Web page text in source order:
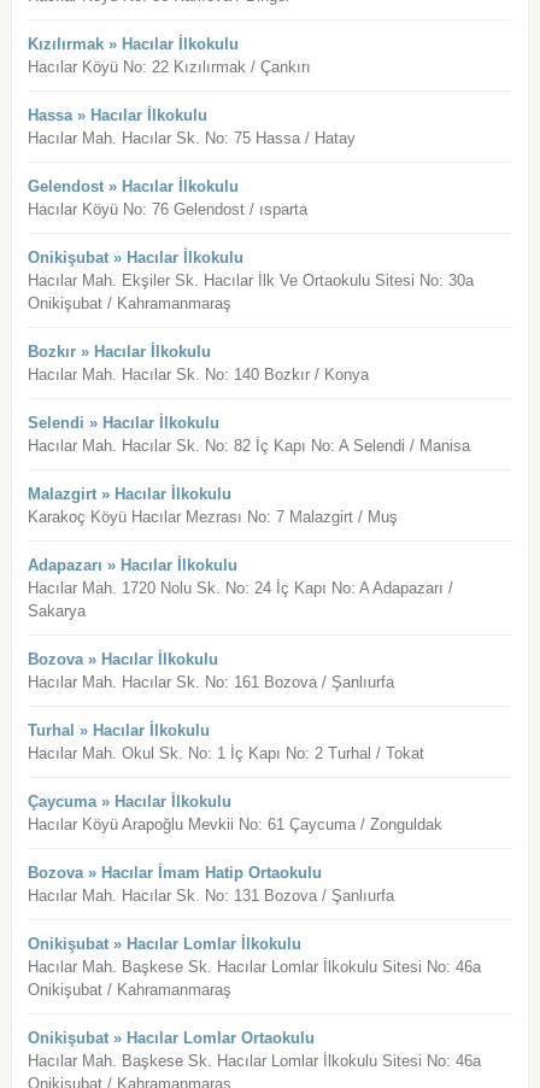
Kızılırmak » Hacılar İlkokulu
Hacılar Köyü No: 22 Kızılırmak / Çankırı
Hassa » Hacılar İlkokulu
Hacılar Mah. Hacılar Sk. No: 75 Hassa / Hatay
Gelendost » Hacılar İlkokulu
Hacılar Köyü No: 76 Gelendost / ısparta
Onikişubat » Hacılar İlkokulu
Hacılar Mah. Ekşiler Sk. Hacılar İlk Ve Ortaokulu Sitesi No: 30a
Onikişubat / Kahramanmaraş
Bozkır » Hacılar İlkokulu
Hacılar Mah. Hacılar Sk. No: 140 Bozkır / Konya
Selendi » Hacılar İlkokulu
Hacılar Mah. Hacılar Sk. No: 82 İç Kapı No: A Selendi / Manisa
Malazgirt » Hacılar İlkokulu
Karakoç Köyü Hacılar Mezrası No: 7 Malazgirt / Muş
Adapazarı » Hacılar İlkokulu
Hacılar Mah. 1720 Nolu Sk. No: 24 İç Kapı No: A Adapazarı /
Sakarya
Bozova » Hacılar İlkokulu
Hacılar Mah. Hacılar Sk. No: 161 Bozova / Şanlıurfa
Turhal » Hacılar İlkokulu
Hacılar Mah. Okul Sk. No: 1 İç Kapı No: 2 Turhal / Tokat
Çaycuma » Hacılar İlkokulu
Hacılar Köyü Arapoğlu Mevkii No: 61 Çaycuma / Zonguldak
Bozova » Hacılar İmam Hatip Ortaokulu
Hacılar Mah. Hacılar Sk. No: 131 Bozova / Şanlıurfa
Onikişubat » Hacılar Lomlar İlkokulu
Hacılar Mah. Başkese Sk. Hacılar Lomlar İlkokulu Sitesi No: 46a
Onikişubat / Kahramanmaraş
Onikişubat » Hacılar Lomlar Ortaokulu
Hacılar Mah. Başkese Sk. Hacılar Lomlar İlkokulu Sitesi No: 46a
Onikişubat / Kahramanmaraş